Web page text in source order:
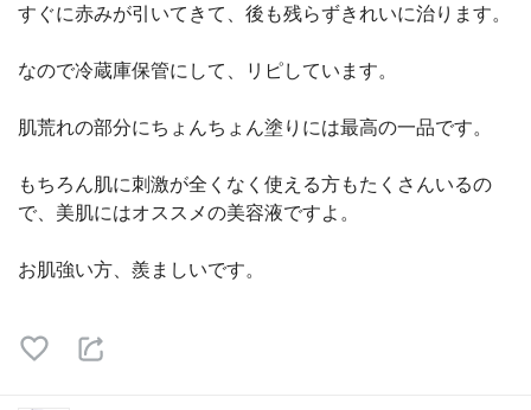
すぐに赤みが引いてきて、後も残らずきれいに治ります。
なので冷蔵庫保管にして、リピしています。
肌荒れの部分にちょんちょん塗りには最高の一品です。
もちろん肌に刺激が全くなく使える方もたくさんいるの
で、美肌にはオススメの美容液ですよ。
お肌強い方、羨ましいです。